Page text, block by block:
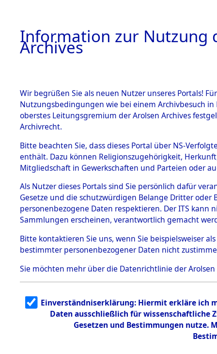
BESTÄNDE
1.
mente
5. Verschiedenes
5.3
Todesmärsche
5.3.1 Alliierte
Erhebungen
zu
Todesmärsch
en
5.3.2
g
5.3.3
Todesmärsch
0001
Information zur Nutzung
Archives
Wir begrüßen Sie als neuen Nutzer unseres Portals!
Nutzungsbedingungen wie bei einem Archivbesuch
oberstes Leitungsgremium der Arolsen Archives
Archivrecht.
Bitte beachten Sie, dass dieses Portal über NS-
enthält. Dazu können Religionszugehörigkeit,
Mitgliedschaft in Gewerkschaften und Parteien oder
Als Nutzer dieses Portals sind Sie persönlich dafür
Gesetze und die schutzwürdigen Belange Dritter
personenbezogene Daten respektieren. Der ITS
Sammlungen erscheinen, verantwortlich gemacht
Bitte kontaktieren Sie uns, wenn Sie beispielsweiser
bestimmter personenbezogener Daten nicht
Sie möchten mehr über die Datenrichtlinie der Arolsen
Einverständniserklärung: Hiermit erkläre ich
Daten ausschließlich für wissenschaftliche
Gesetzen und Bestimmungen nutze.